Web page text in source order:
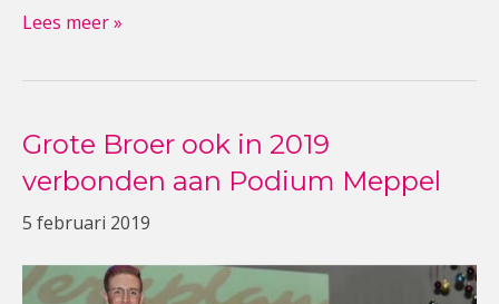
Lees meer »
Grote Broer ook in 2019
verbonden aan Podium Meppel
5 februari 2019